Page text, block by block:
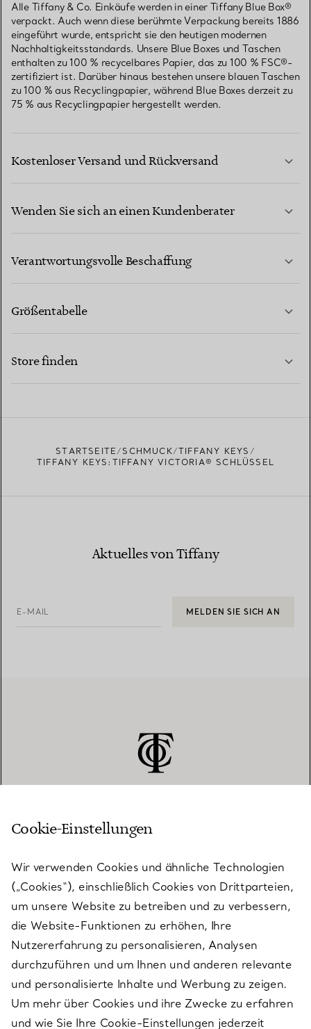
Alle Tiffany & Co. Einkäufe werden in einer Tiffany Blue Box®
verpackt. Auch wenn diese berühmte Verpackung bereits 1886
eingeführt wurde, entspricht sie den heutigen modernen
Nachhaltigkeitsstandards. Unsere Blue Boxes und Taschen
enthalten zu 100 % recycelbares Papier, das zu 100 % FSC®-
zertifiziert ist. Darüber hinaus bestehen unsere blauen Taschen
zu 100 % aus Recyclingpapier, während Blue Boxes derzeit zu
75 % aus Recyclingpapier hergestellt werden.
Kostenloser Versand und Rückversand
Wenden Sie sich an einen Kundenberater
Verantwortungsvolle Beschaffung
Größentabelle
Store finden
STARTSEITE SCHMUCK
TIFFANY KEYS
TIFFANY KEYS:TIFFANY VICTORIA® SCHLÜSSEL
Aktuelles von Tiffany
E-MAIL MELDEN SIE SICH AN
KUNDENSERVICE
SERVICES
ÜBER TIFFANY & CO.
RECHTLICHE HINWEISE
Cookie-Einstellungen
Wir verwenden Cookies und ähnliche Technologien
(„Cookies“), einschließlich Cookies von Drittparteien,
um unsere Website zu betreiben und zu verbessern,
die Website-Funktionen zu erhöhen, Ihre
Nutzererfahrung zu personalisieren, Analysen
durchzuführen und um Ihnen und anderen relevante
und personalisierte Inhalte und Werbung zu zeigen.
Um mehr über Cookies und ihre Zwecke zu erfahren
und wie Sie Ihre Cookie-Einstellungen jederzeit